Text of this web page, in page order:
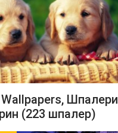
Шпалери
(223 шпалер)